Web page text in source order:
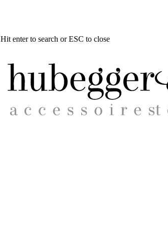
Hit enter to search or ESC to close